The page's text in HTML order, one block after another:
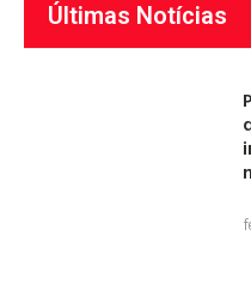
Últimas Notícias